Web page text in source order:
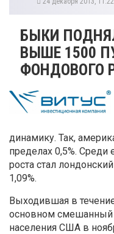
БЫКИ
ВЫШЕ 1500
ФОНДОВОГО
динамику. Так,
пределах 0,5%.
роста стал
1,09%.
Выходившая в
основном смешанный
населения США в